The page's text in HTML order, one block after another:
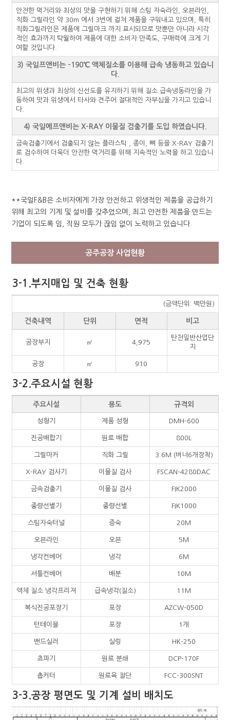
안전한 먹거리와 최상의 맛을 구현하기 위해 스팀 자숙라인, 오븐라인,
직화 그릴라인 약 30m 에서 3번에 걸쳐 제품을 구워내고 있으며, 특히
직화그릴라인은 제품에 그릴마크 까지 표시되므로 맛뿐만 아니라 시각
적인 효과까지 탁월하여 제품에 대한 소비자 만족도, 구매력에 크게 기
여할 것입니다.
3) 국일프앤비는 -190℃ 액체질소를 이용해 급속 냉동하고 있습니
다.
최고의 위생과 최상의 신선도를 유지하기 위해 질소 급속냉동라인을 가
동하여 맛과 위생에서 타사와 견주어 절대적인 자부심을 가지고 있습니
다.
4) 국일에프앤비는 X-RAY 이물질 검출기를 도입 하였습니다.
금속검출기에서 검출되지 않는 플라스틱 , 종이, 뼈 등을 X-RAY 검출기
로 검수하여 더욱더 안전한 먹거리를 위해 지속적인 노력을 하고 있습니
다.
**국일F&B은 소비자에게 가장 안전하고 위생적인 제품을 공급하기
위해 최고의 기계 및 설비를 갖추었으며, 최고 안전한 제품을 만드는
기업이 되도록 임, 직원 모두가 끊임 없이 노력하고 있습니다.
공주공장 사업현황
3-1.부지매입 및 건축 현황
(금액단위: 백만원)
건축내역 단위 면적 비고
공장부지 ㎡ 4,975
탄천일반산업단
지
공장 ㎡ 910
3-2.주요시설 현황
주요시설 용도 규격외
성형기 제품 성형 DMH-600
진공배합기 원료 배합 800L
그릴마커 직화 그릴 3.6M (버너6개장착)
X-RAY 검사기 이물질 검사 FSCAN-4280DAC
금속검출기 이물질 검사 FIK2000
중량선별기 중량선별 FIK1000
스팀자숙터널 증숙 20M
오븐라인 오븐 5M
냉각컨베어 냉각 6M
셔틀컨베어 배분 10M
액체 질소 냉각프리져 급속냉각(질소) 11M
복식진공포장기 포장 AZCW-050D
턴테이블 포장 1개
밴드실러 실링 HK-250
쵸파기 원료 분쇄 DCP-170F
촙커터 원료육 절단 FCC-300SNT
3-3.공장 평면도 및 기계 설비 배치도